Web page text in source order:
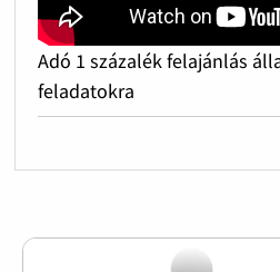
Adó 1 százalék felajánlás
feladatokra